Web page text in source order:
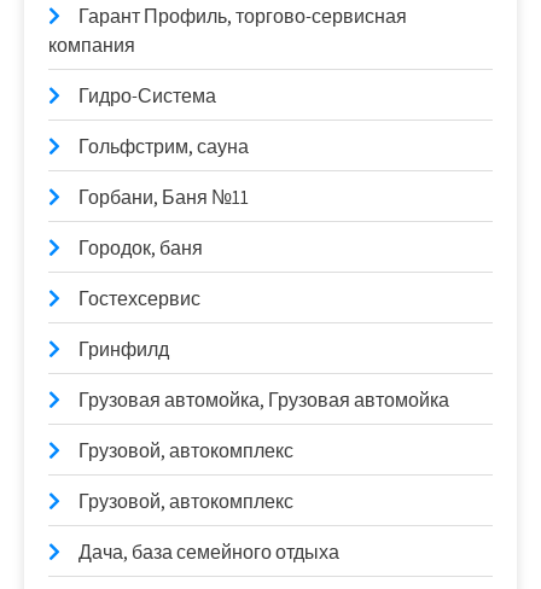
Гарант Профиль, торгово-сервисная
компания
Гидро-Система
Гольфстрим, сауна
Горбани, Баня №11
Городок, баня
Гостехсервис
Гринфилд
Грузовая автомойка, Грузовая автомойка
Грузовой, автокомплекс
Грузовой, автокомплекс
Дача, база семейного отдыха